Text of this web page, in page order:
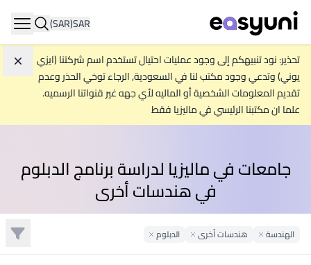
SAR
(SAR)
تحذير: نود تنبيهكم إلى وجود عمليات احتيال تستخدم اسم شركتنا (ايزي
يوني) وتدعي وجود مكتب لنا في السعودية, الرجاء توخي الحذر وعدم
تقديم المعلومات الشخصية أو الماليه لأي جهه غير قنواتنا الرسميه.
علما ان مكتبنا الرئيسي في ماليزيا فقط
جامعات في ماليزيا لدراسة برنامج الدبلوم
في هندسات أخرى
الهندسةRemove Filter
هندسات أخرىRemove Filter
الدبلومRemove Filter